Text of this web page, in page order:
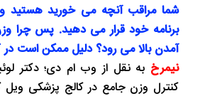
شما مراقب آنچه می خورید هستید و
برنامه خود قرار می دهید. پس چرا
آمدن بالا می رود؟ دلیل ممکن است در
نیمرخ به نقل از وب ام دی؛ دکتر